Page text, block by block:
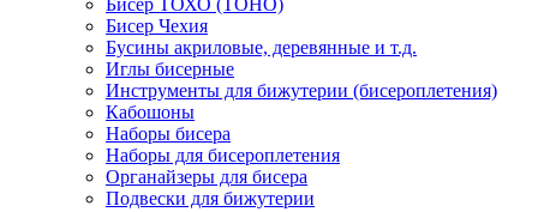
Бисер ТОХО (TOHO)
Бисер Чехия
Бусины акриловые, деревянные и т.д.
Иглы бисерные
Инструменты для бижутерии (бисероплетения)
Кабошоны
Наборы бисера
Наборы для бисероплетения
Органайзеры для бисера
Подвески для бижутерии